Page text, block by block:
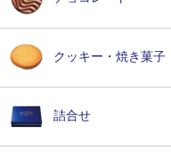
クッキー・焼き菓子
詰合せ